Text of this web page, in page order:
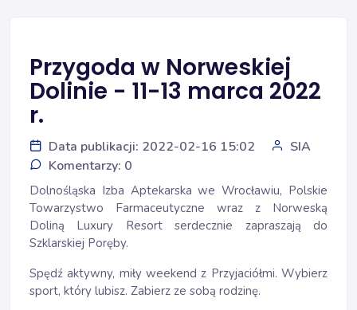
Przygoda w Norweskiej
Dolinie - 11-13 marca 2022
r.
Data publikacji: 2022-02-16 15:02
SIA
Komentarzy: 0
Dolnośląska Izba Aptekarska we Wrocławiu, Polskie
Towarzystwo Farmaceutyczne wraz z Norweską
Doliną Luxury Resort serdecznie zapraszają do
Szklarskiej Poręby.
Spędź aktywny, miły weekend z Przyjaciółmi. Wybierz
sport, który lubisz. Zabierz ze sobą rodzinę.